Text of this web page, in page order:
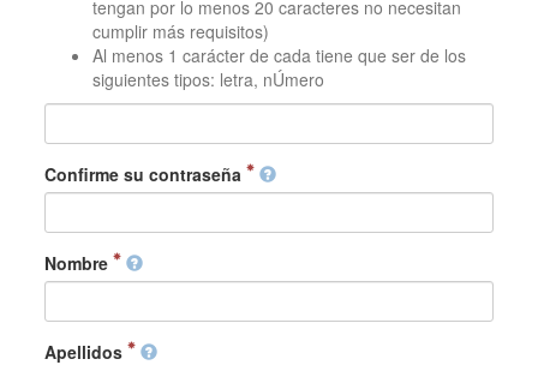
tengan por lo menos 20 caracteres no necesitan
cumplir más requisitos)
Al menos 1 carácter de cada tiene que ser de los
siguientes tipos: letra, nÚmero
Confirme su contraseña
Nombre
Apellidos